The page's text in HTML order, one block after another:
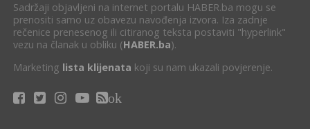
Sadržaji objavljeni na internet portalu HABER.ba mogu se
prenositi samo uz obavezu navođenja izvora. Iza zadnje
rečenice prenesenog ili citiranog teksta postaviti "hyperlink"
vezu na članak u obliku (HABER.ba).
Marketing lista klijenata koji su nam ukazali povjerenje.
ok